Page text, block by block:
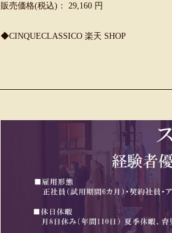
販売価格(税込)： 29,160 円
◆CINQUECLASSICO 楽天 SHOP